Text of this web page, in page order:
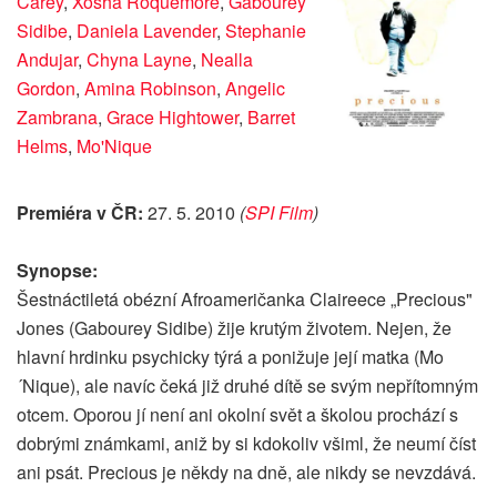
Sidibe, Daniela Lavender, Stephanie
Andujar, Chyna Layne, Nealla
Gordon, Amina Robinson, Angelic
Zambrana, Grace Hightower, Barret
Helms, Mo'Nique
Premiéra v ČR: 27. 5. 2010 (SPI Film)
Synopse:
Šestnáctiletá obézní Afroameričanka Claireece „Precious"
Jones (Gabourey Sidibe) žije krutým životem. Nejen, že
hlavní hrdinku psychicky týrá a ponižuje její matka (Mo
´Nique), ale navíc čeká již druhé dítě se svým nepřítomným
otcem. Oporou jí není ani okolní svět a školou prochází s
dobrými známkami, aniž by si kdokoliv všiml, že neumí číst
ani psát. Precious je někdy na dně, ale nikdy se nevzdává.